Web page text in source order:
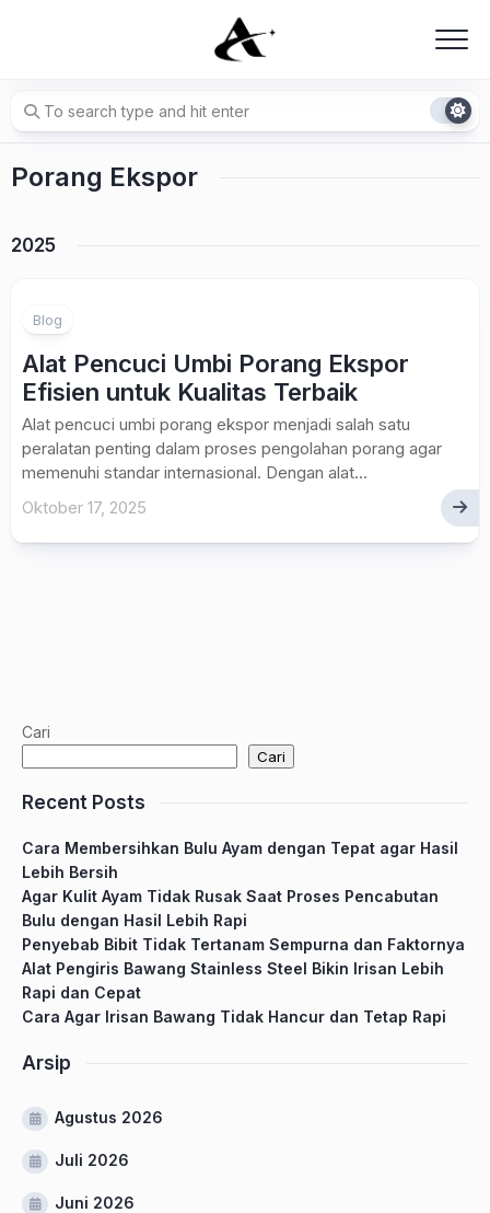
Porang Ekspor
2025
Blog
Alat Pencuci Umbi Porang Ekspor
Efisien untuk Kualitas Terbaik
Alat pencuci umbi porang ekspor menjadi salah satu
peralatan penting dalam proses pengolahan porang agar
memenuhi standar internasional. Dengan alat...
Oktober 17, 2025
Cari
Cari
Recent Posts
Cara Membersihkan Bulu Ayam dengan Tepat agar Hasil
Lebih Bersih
Agar Kulit Ayam Tidak Rusak Saat Proses Pencabutan
Bulu dengan Hasil Lebih Rapi
Penyebab Bibit Tidak Tertanam Sempurna dan Faktornya
Alat Pengiris Bawang Stainless Steel Bikin Irisan Lebih
Rapi dan Cepat
Cara Agar Irisan Bawang Tidak Hancur dan Tetap Rapi
Arsip
Agustus 2026
Juli 2026
Juni 2026